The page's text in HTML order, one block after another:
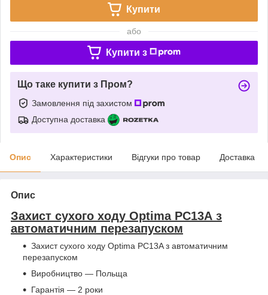
Купити
або
Купити з
Що таке купити з Пром?
Замовлення під захистом
Доступна доставка
Опис Характеристики Відгуки про товар Доставка
Опис
Захист сухого ходу Optima РС13А з
автоматичним перезапуском
Захист сухого ходу Optima PC13A з автоматичним
перезапуском
Виробництво — Польща
Гарантія — 2 роки